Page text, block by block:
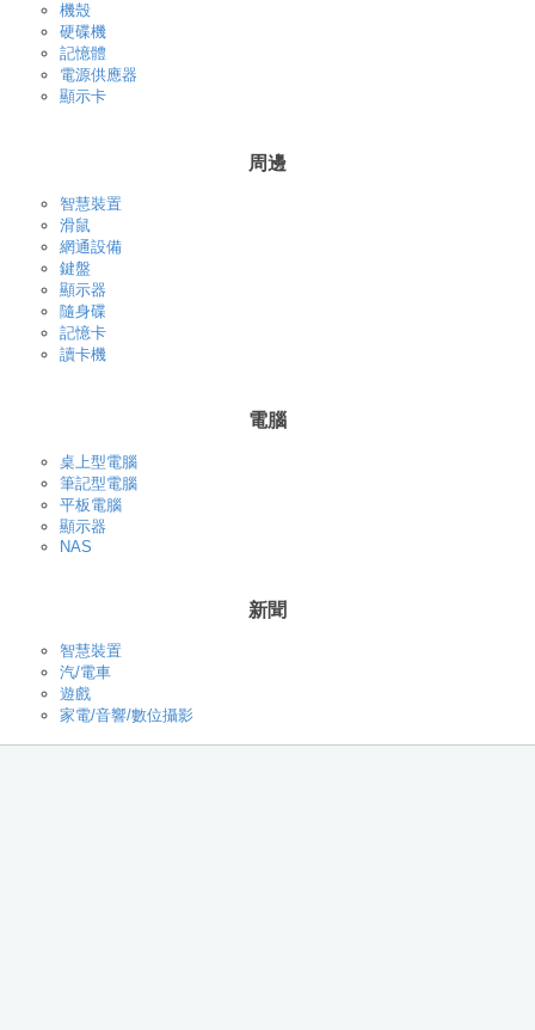
機殼
硬碟機
記憶體
電源供應器
顯示卡
周邊
智慧裝置
滑鼠
網通設備
鍵盤
顯示器
隨身碟
記憶卡
讀卡機
電腦
桌上型電腦
筆記型電腦
平板電腦
顯示器
NAS
新聞
智慧裝置
汽/電車
遊戲
家電/音響/數位攝影